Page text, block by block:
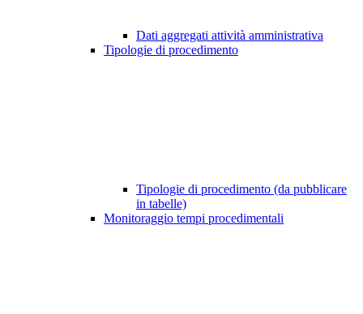
Dati aggregati attività amministrativa
Tipologie di procedimento
Tipologie di procedimento (da pubblicare
in tabelle)
Monitoraggio tempi procedimentali